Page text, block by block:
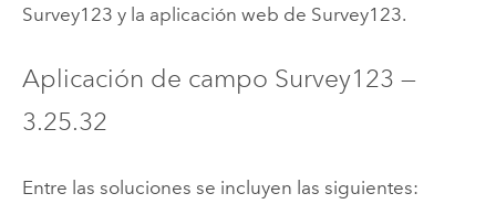
Survey123 y la aplicación web de Survey123.
Aplicación de campo Survey123 —
3.25.32
Entre las soluciones se incluyen las siguientes: